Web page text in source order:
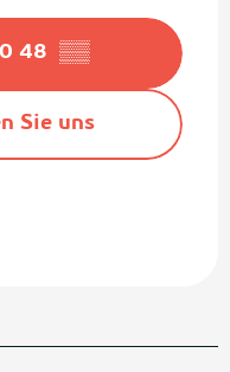
48 ▒▒
Sie uns